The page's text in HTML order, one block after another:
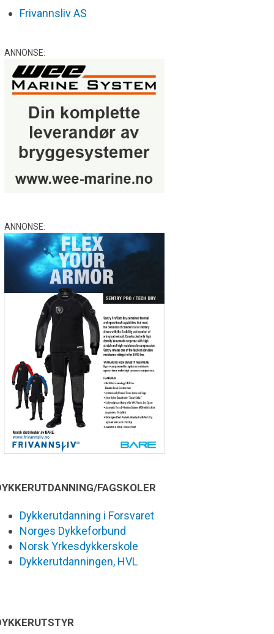
Frivannsliv AS
ANNONSE:
ANNONSE:
FAGSKOLER
Dykkerutdanning i Forsvaret
Norges Dykkeforbund
Norsk Yrkesdykkerskole
Dykkerutdanningen, HVL